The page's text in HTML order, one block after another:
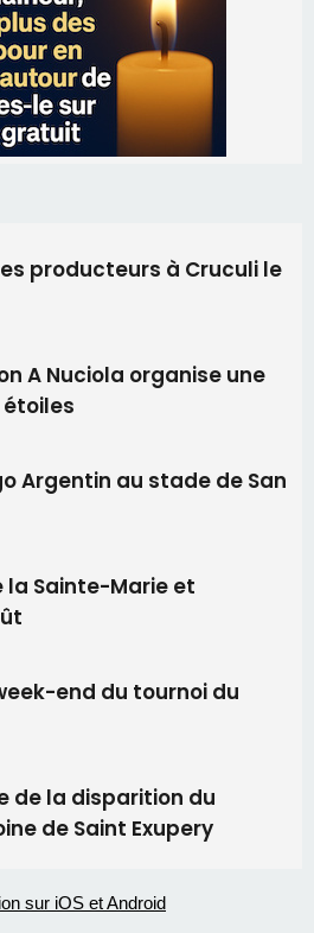
producteurs à Cruculi le
A Nuciola organise une
Argentin au stade de San
la Sainte-Marie et
end du tournoi du
de la disparition du
de Saint Exupery